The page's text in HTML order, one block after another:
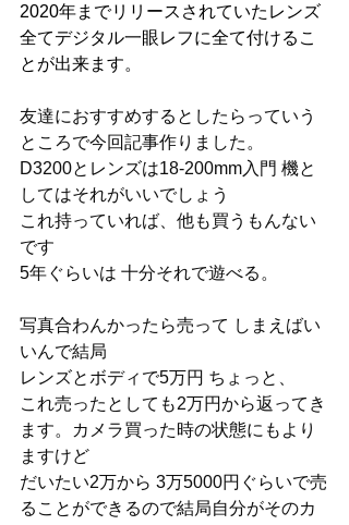
2020年までリリースされていたレンズ
全てデジタル一眼レフに全て付けるこ
とが出来ます。
友達におすすめするとしたらっていう
ところで今回記事作りました。
D3200とレンズは18-200mm入門 機と
してはそれがいいでしょう
これ持っていれば、他も買うもんない
です
5年ぐらいは 十分それで遊べる。
写真合わんかったら売って しまえばい
いんで結局
レンズとボディで5万円 ちょっと、
これ売ったとしても2万円から返ってき
ます。カメラ買った時の状態にもより
ますけど
だいたい2万から 3万5000円ぐらいで売
ることができるので結局自分がそのカ